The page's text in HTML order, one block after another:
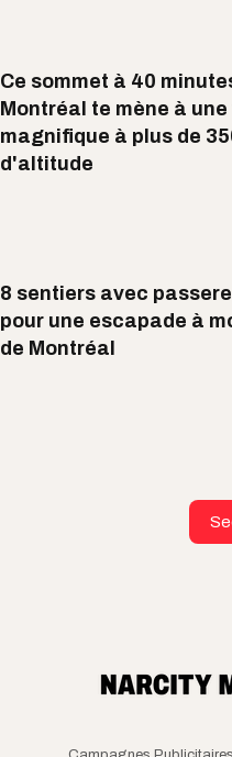
Ce sommet à 40
Montréal te mène à une
magnifique à plus de
d'altitude
8 sentiers avec
pour une escapade à
de Montréal